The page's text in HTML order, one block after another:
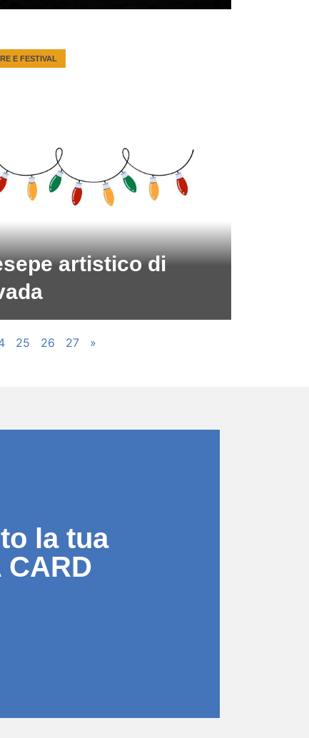
artistico di
E FESTIVAL
25 26 27 »
la tua
CARD